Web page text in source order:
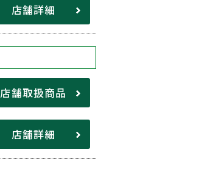
店舗詳細
店舗取扱商品
店舗詳細